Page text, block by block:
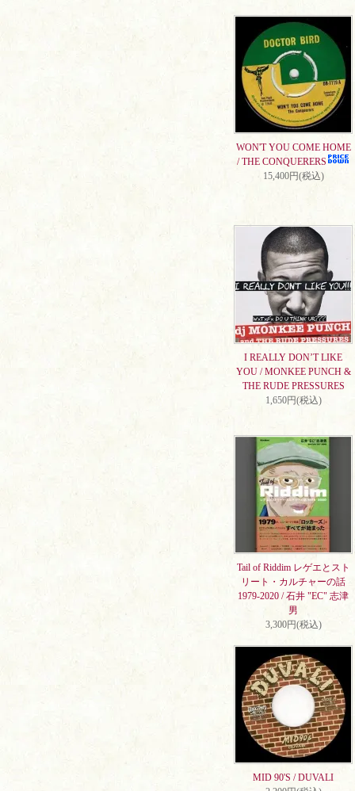
WON'T YOU COME HOME
/ THE CONQUERERS
15,400円(税込)
I REALLY DON’T LIKE
YOU / MONKEE PUNCH &
THE RUDE PRESSURES
1,650円(税込)
Tail of Riddim レゲエとスト
リート・カルチャーの話
1979-2020 / 石井 "EC" 志津
男
3,300円(税込)
MID 90'S / DUVALI